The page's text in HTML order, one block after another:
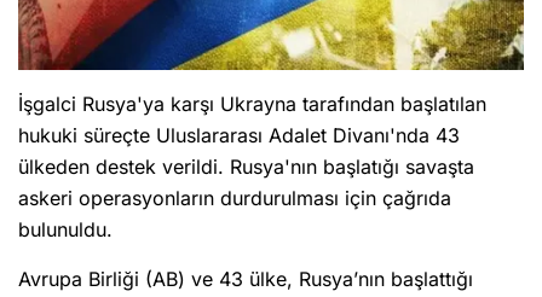
İşgalci Rusya'ya karşı Ukrayna tarafından başlatılan
hukuki süreçte Uluslararası Adalet Divanı'nda 43
ülkeden destek verildi. Rusya'nın başlatığı savaşta
askeri operasyonların durdurulması için çağrıda
bulunuldu.
Avrupa Birliği (AB) ve 43 ülke, Rusya’nın başlattığı